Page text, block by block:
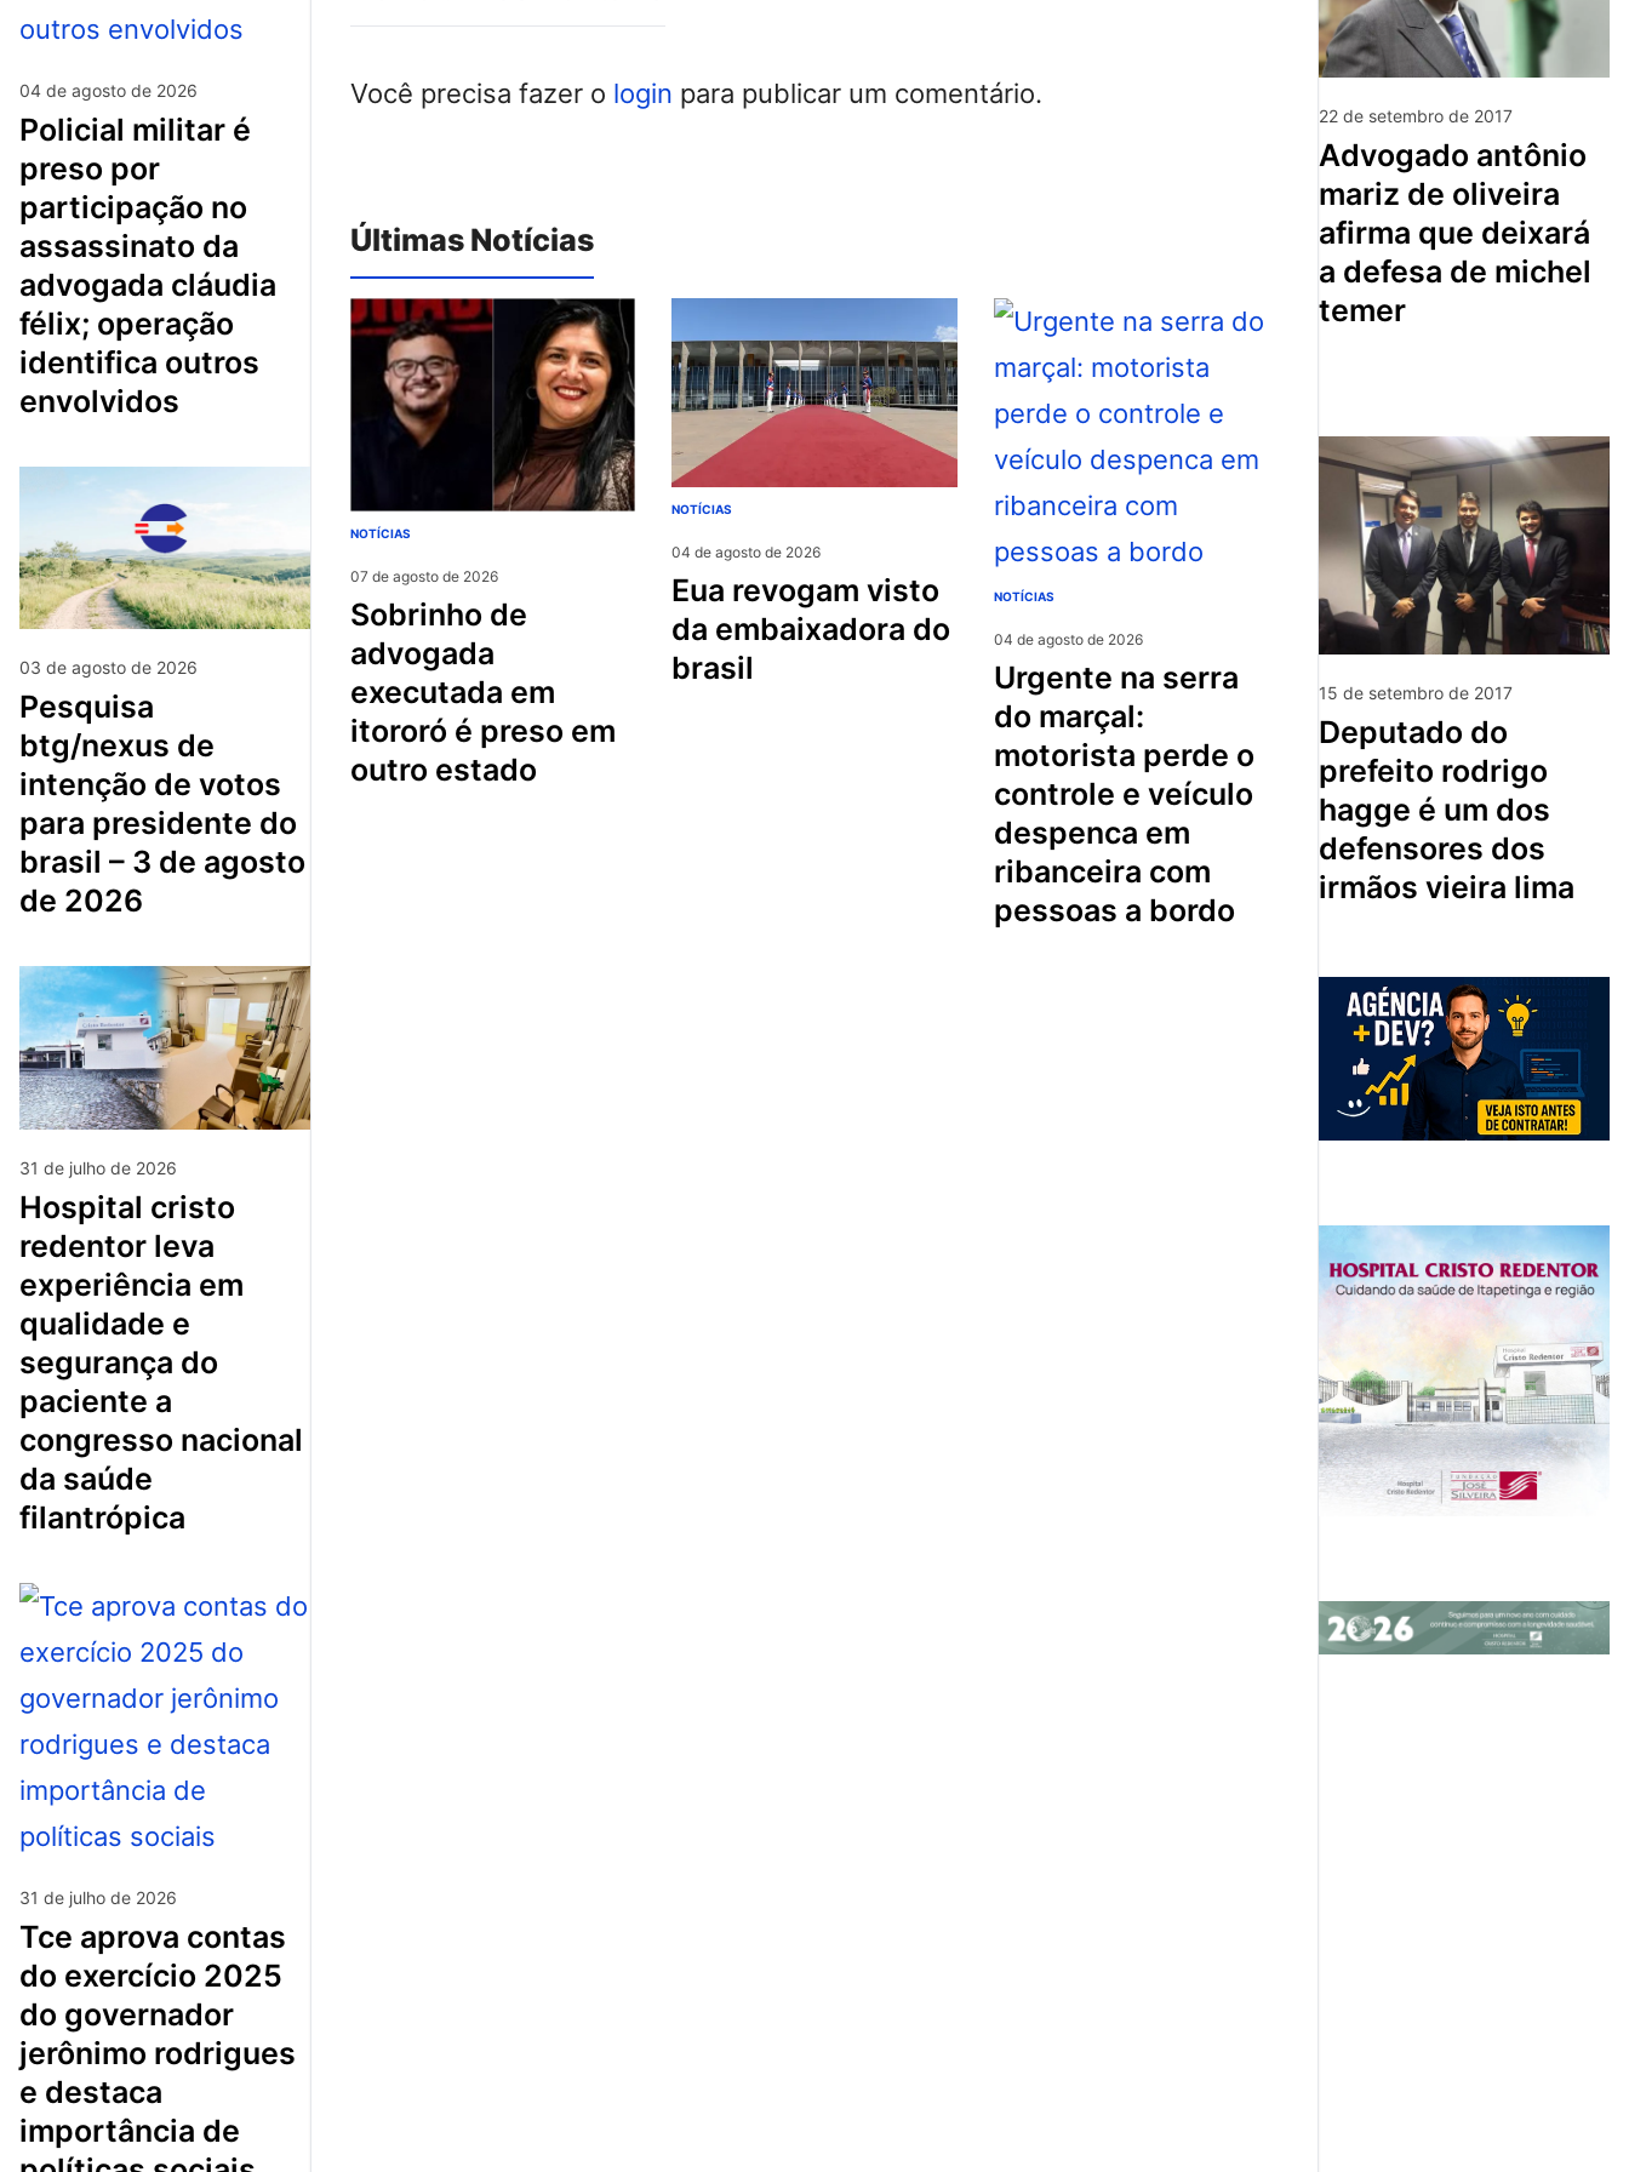
04 de agosto de 2026
policial militar é
preso por
participação no
assassinato da
advogada cláudia
félix; operação
identifica outros
envolvidos
03 de agosto de 2026
pesquisa
btg/nexus de
intenção de votos
para presidente do
brasil – 3 de agosto
de 2026
31 de julho de 2026
hospital cristo
redentor leva
experiência em
qualidade e
segurança do
paciente a
congresso nacional
da saúde
filantrópica
31 de julho de 2026
tce aprova contas
do exercício 2025
do governador
jerônimo rodrigues
e destaca
importância de
Você precisa fazer o login para publicar um comentário.
Últimas Notícias
NOTÍCIAS
07 de agosto de 2026
sobrinho de
advogada
executada em
itororó é preso em
outro estado
NOTÍCIAS
04 de agosto de 2026
eua revogam visto
da embaixadora do
brasil
NOTÍCIAS
04 de agosto de 2026
urgente na serra
do marçal:
motorista perde o
controle e veículo
despenca em
ribanceira com
pessoas a bordo
22 de setembro de 2017
advogado antônio
mariz de oliveira
afirma que deixará
a defesa de michel
temer
15 de setembro de 2017
deputado do
prefeito rodrigo
hagge é um dos
defensores dos
irmãos vieira lima